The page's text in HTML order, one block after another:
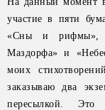
участие в пяти
«Сны и рифмы»,
Маздорфа» и
моих
заказываю два
пересылкой.